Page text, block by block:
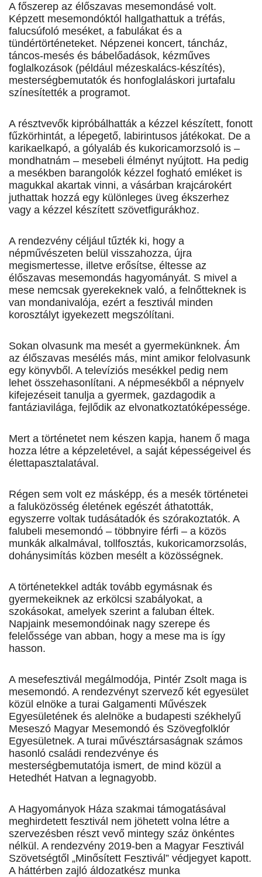
A főszerep az élőszavas mesemondásé volt.
Képzett mesemondóktól hallgathattuk a tréfás,
falucsúfoló meséket, a fabulákat és a
tündértörténeteket. Népzenei koncert, táncház,
táncos-mesés és bábelőadások, kézműves
foglalkozások (például mézeskalács-készítés),
mesterségbemutatók és hon­fog­lalás­kori jurtafalu
színesítették a programot.
A résztvevők kipróbálhatták a kézzel készített, fonott
fűzkörhintát, a lépegető, labirintusos játékokat. De a
karikaelkapó, a gólyaláb és kukoricamorzsoló is –
mondhatnám – mesebeli élményt nyújtott. Ha pedig
a mesékben barangolók kézzel fogható emléket is
magukkal akartak vinni, a vásárban krajcárokért
juthattak hozzá egy különleges üveg ékszerhez
vagy a kézzel készített szövetfigurákhoz.
A rendezvény céljául tűzték ki, hogy a
népművészeten belül visszahozza, újra
megismertesse, illetve erősítse, éltesse az
élőszavas mesemondás hagyományát. S mivel a
mese nemcsak gyerekeknek való, a felnőtteknek is
van mondanivalója, ezért a fesztivál minden
korosztályt igyekezett megszólítani.
Sokan olvasunk ma mesét a gyermekünknek. Ám
az élőszavas mesélés más, mint amikor felolvasunk
egy könyvből. A televíziós mesékkel pedig nem
lehet összehasonlítani. A népmesékből a népnyelv
kifejezéseit tanulja a gyermek, gazdagodik a
fantáziavilága, fejlődik az elvonatkoztatóképessége.
Mert a történetet nem készen kapja, hanem ő maga
hozza létre a képzeletével, a saját képességeivel és
élettapasztalatával.
Régen sem volt ez másképp, és a mesék történetei
a faluközösség életének egészét áthatották,
egyszerre voltak tudásátadók és szórakoztatók. A
falubeli mesemondó – többnyire férfi – a közös
munkák alkalmával, tollfosztás, kukoricamorzsolás,
dohánysimítás közben mesélt a közösségnek.
A történetekkel adták tovább egymásnak és
gyermekeiknek az erkölcsi szabályokat, a
szokásokat, amelyek szerint a faluban éltek.
Napjaink mesemondóinak nagy szerepe és
felelőssége van abban, hogy a mese ma is így
hasson.
A mesefesztivál megálmodója, Pintér Zsolt maga is
mesemondó. A rendezvényt szervező két egyesület
közül elnöke a turai Galgamenti Művészek
Egyesületének és alelnöke a budapesti székhelyű
Meseszó Magyar Mesemondó és Szövegfolklór
Egyesületnek. A turai művésztársaságnak számos
hasonló családi rendezvénye és
mesterségbemutatója ismert, de mind közül a
Hetedhét Hatvan a legnagyobb.
A Hagyományok Háza szakmai támogatásával
meghirdetett fesztivál nem jöhetett volna létre a
szervezésben részt vevő mintegy száz önkéntes
nélkül. A rendezvény 2019-ben a Magyar Fesztivál
Szövetségtől „Minősített Fesztivál” védjegyet kapott.
A háttérben zajló áldozatkész munka